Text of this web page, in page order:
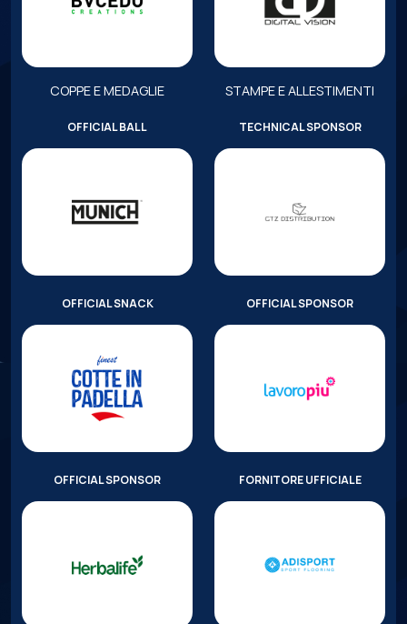
COPPE E MEDAGLIE STAMPE E ALLESTIMENTI
OFFICIAL BALL TECHNICAL SPONSOR
OFFICIAL SNACK OFFICIAL SPONSOR
OFFICIAL SPONSOR FORNITORE UFFICIALE